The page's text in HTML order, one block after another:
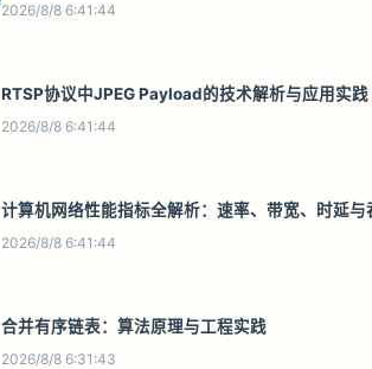
2026/8/8 6:41:44
RTSP协议中JPEG Payload的技术解析与应用实践
2026/8/8 6:41:44
计算机网络性能指标全解析：速率、带宽、时延与
2026/8/8 6:41:44
合并有序链表：算法原理与工程实践
2026/8/8 6:31:43